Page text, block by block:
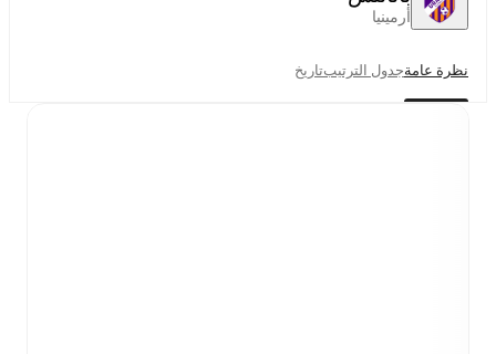
أرمينيا
نظرة عامةجدول الترتيب تاريخ